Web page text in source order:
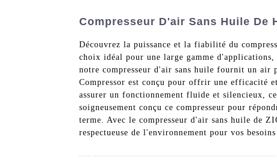
Compresseur D'air Sans Huile De
Découvrez la puissance et la fiabilité du
choix idéal pour une large gamme
notre compresseur d'air sans huile fournit un air
Compressor est conçu pour offrir une efficacité
assurer un fonctionnement fluide et silencieux,
soigneusement conçu ce compresseur pour
terme. Avec le compresseur d'air sans huile de
respectueuse de l'environnement pour vos